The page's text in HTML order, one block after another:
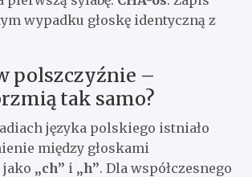
wypadku głoskę identyczną z
polszczyźnie –
tak samo?
języka polskiego istniało
między głoskami
„ch” i „h”. Dla współczesnego